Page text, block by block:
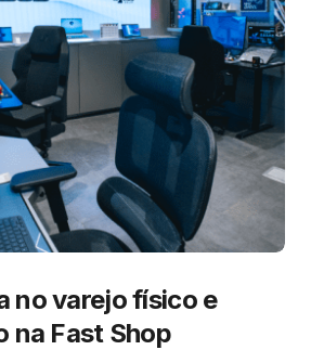
no varejo físico e
na Fast Shop